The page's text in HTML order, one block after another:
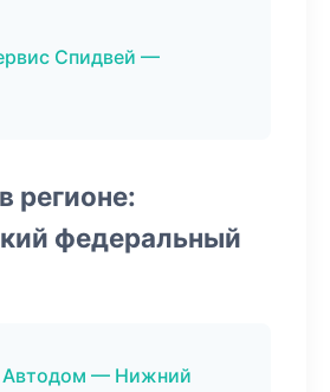
Спидвей —
регионе:
федеральный
— Нижний